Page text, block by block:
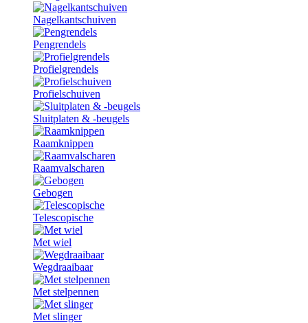
Nagelkantschuiven
Pengrendels
Profielgrendels
Profielschuiven
Sluitplaten & -beugels
Raamknippen
Raamvalscharen
Gebogen
Telescopische
Met wiel
Wegdraaibaar
Met stelpennen
Met slinger